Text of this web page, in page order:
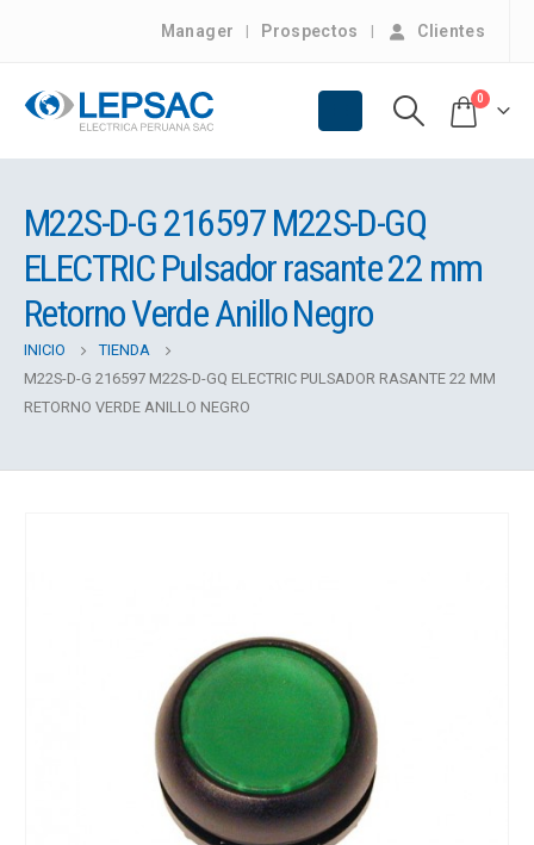
Manager Prospectos Clientes
0
M22S-D-G 216597 M22S-D-GQ
ELECTRIC Pulsador rasante 22 mm
Retorno Verde Anillo Negro
INICIO
TIENDA
M22S-D-G 216597 M22S-D-GQ ELECTRIC PULSADOR RASANTE 22 MM
RETORNO VERDE ANILLO NEGRO